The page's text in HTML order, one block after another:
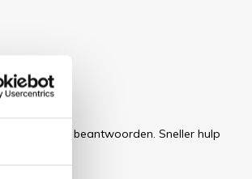
mogelijk te beantwoorden. Sneller hulp